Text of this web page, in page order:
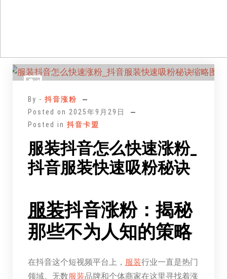
By - 抖音涨粉
Posted on 2025年9月29日
Posted in 抖音卡盟
服装抖音怎么快速涨粉_
抖音服装快速吸粉秘诀
服装抖音涨粉：揭秘
那些不为人知的策略
在抖音这个短视频平台上， 服装行业一直是热门
领域。无数服装品牌和个体商家在这里寻找着涨